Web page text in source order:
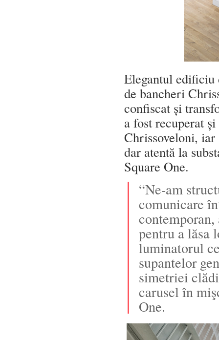
Elegantul
de bancheri
confiscat și
a fost recuperat
Chrissoveloni,
dar atentă la
Square One.
“Ne-am
comunicare
pentru a lăsa
luminatorul
supantelor
simetriei
carusel în
One.